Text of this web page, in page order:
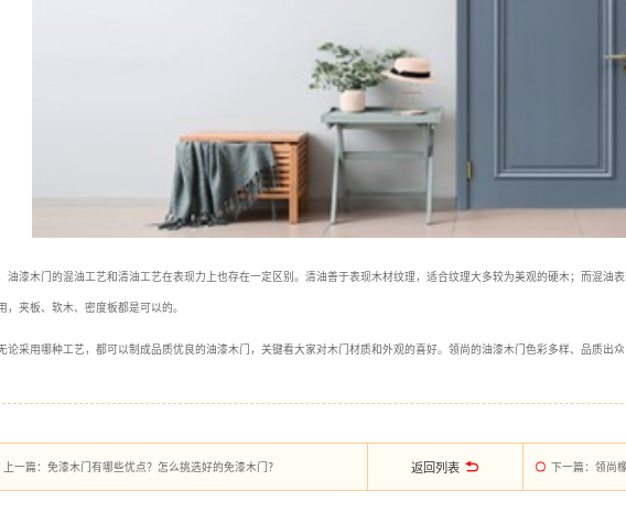
油漆木门的混油工艺和清油工艺在表现力上也存在一定区别。清油善于表现木材纹理，适合纹理大多较为美观的硬木；而混油
，夹板、软木、密度板都是可以的。
论采用哪种工艺，都可以制成品质优良的油漆木门，关键看大家对木门材质和外观的喜好。领尚的油漆木门色彩多样、品质出
上一篇：免漆木门有哪些优点？怎么挑选好的免漆木门？ 返回列表 下一篇：领尚